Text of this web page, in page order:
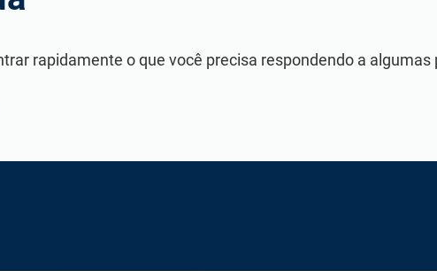
rapidamente o que você precisa respondendo a algumas